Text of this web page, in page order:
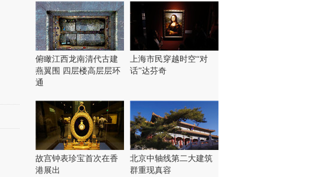
俯瞰江西龙南清代古建
燕翼围 四层楼高层层环
通
上海市民穿越时空“对
话”达芬奇
故宫钟表珍宝首次在香
港展出
北京中轴线第二大建筑
群重现真容
新
闻
世
界
瞩
目
上
合
峰
会
这
些
看
点